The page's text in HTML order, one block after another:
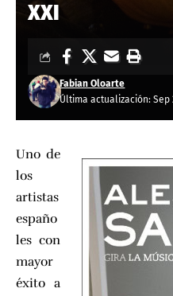
XXI
Última actualización: Sep
Fabian Oloarte
Uno de
los
artistas
españo
les con
mayor
éxito a